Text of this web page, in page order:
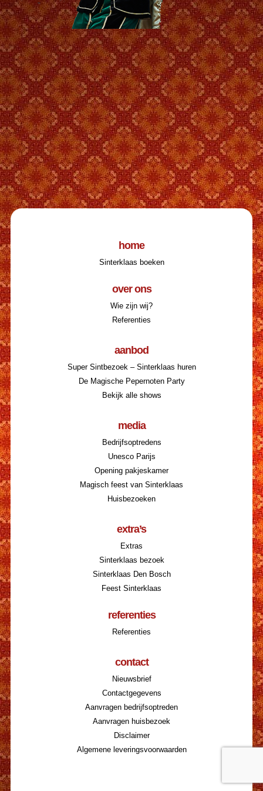
home
Sinterklaas boeken
over ons
Wie zijn wij?
Referenties
aanbod
Super Sintbezoek – Sinterklaas huren
De Magische Pepernoten Party
Bekijk alle shows
media
Bedrijfsoptredens
Unesco Parijs
Opening pakjeskamer
Magisch feest van Sinterklaas
Huisbezoeken
extra’s
Extras
Sinterklaas bezoek
Sinterklaas Den Bosch
Feest Sinterklaas
referenties
Referenties
contact
Nieuwsbrief
Contactgegevens
Aanvragen bedrijfsoptreden
Aanvragen huisbezoek
Disclaimer
Algemene leveringsvoorwaarden